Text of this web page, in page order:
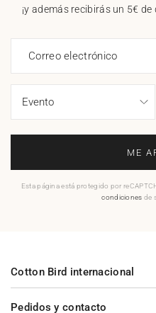
¡y además recibirás un 5€
Correo electrónico
ME
Esta página está protegido por
condiciones de
Pedidos y contacto
Cotton Bird internacional